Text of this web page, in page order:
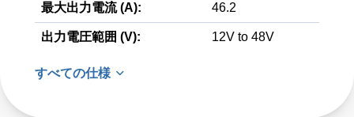
最大出力電流 (A): 46.2
出力電圧範囲 (V): 12V to 48V
すべての仕様